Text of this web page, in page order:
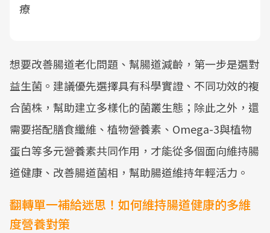
療
想要改善腸道老化問題、幫腸道減齡，第一步是選對
益生菌。建議優先選擇具有科學實證、不同功效的複
合菌株，幫助建立多樣化的菌叢生態；除此之外，還
需要搭配膳食纖維、植物營養素、Omega-3與植物
蛋白等多元營養素共同作用，才能從多個面向維持腸
道健康、改善腸道菌相，幫助腸道維持年輕活力。
翻轉單一補給迷思！如何維持腸道健康的多維
度營養對策